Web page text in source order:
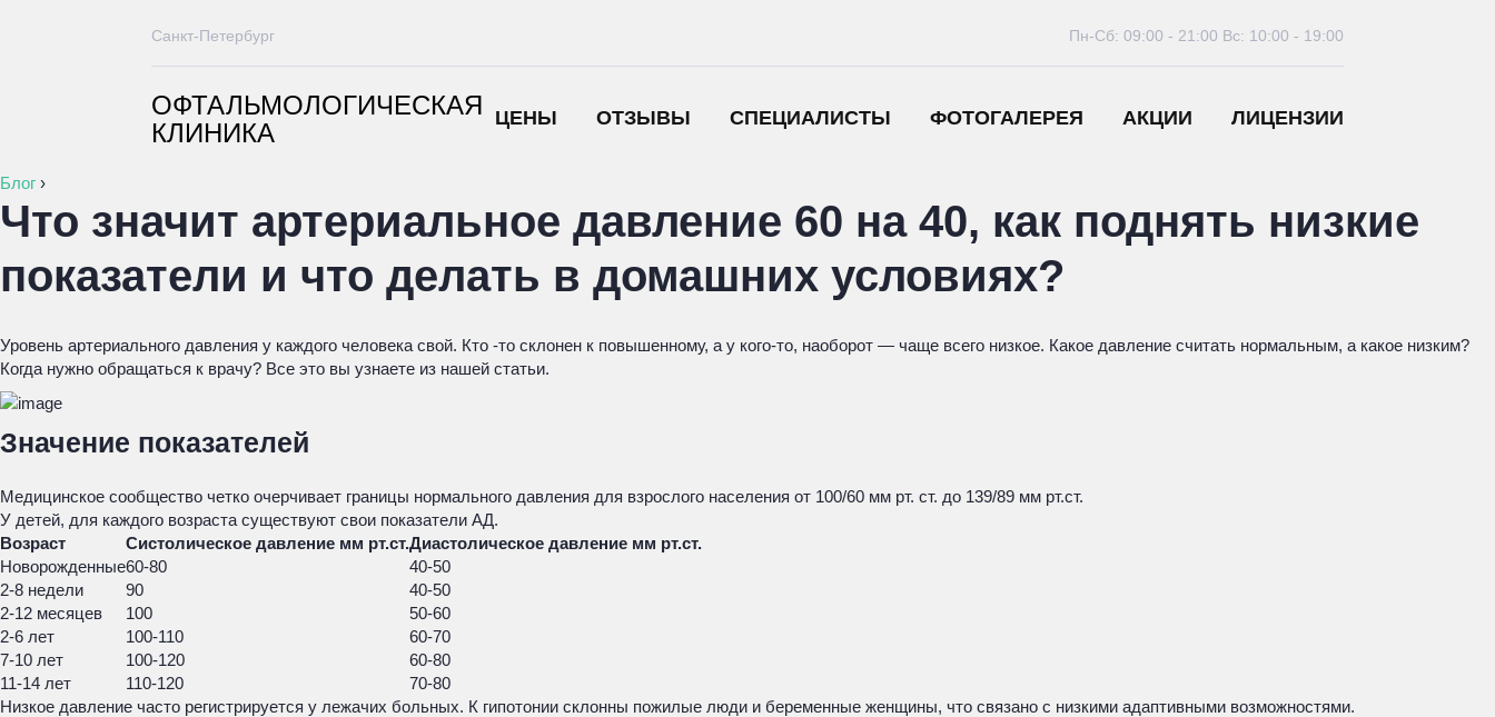
ОФТАЛЬМОЛОГИЧЕСКАЯ
КЛИНИКА
ЦЕНЫ ОТЗЫВЫ СПЕЦИАЛИСТЫ ФОТОГАЛЕРЕЯ АКЦИИ ЛИЦЕНЗИИ
Санкт-Петербург Пн-Сб: 09:00 - 21:00 Вс: 10:00 - 19:00
Блог ›
Что значит артериальное давление 60 на 40, как поднять низкие
показатели и что делать в домашних условиях?
Уровень артериального давления у каждого человека свой. Кто -то склонен к повышенному, а у кого-то, наоборот — чаще всего низкое. Какое давление считать нормальным, а какое низким?
Когда нужно обращаться к врачу? Все это вы узнаете из нашей статьи.
Значение показателей
Медицинское сообщество четко очерчивает границы нормального давления для взрослого населения от 100/60 мм рт. ст. до 139/89 мм рт.ст.
У детей, для каждого возраста существуют свои показатели АД.
Возраст
Систолическое давление мм рт.ст.Диастолическое давление мм рт.ст.
Новорожденные60-80
40-50
2-8 недели
90
40-50
2-12 месяцев
100
50-60
2-6 лет
100-110
60-70
7-10 лет
100-120
60-80
11-14 лет
110-120
70-80
Низкое давление часто регистрируется у лежачих больных. К гипотонии склонны пожилые люди и беременные женщины, что связано с низкими адаптивными возможностями.